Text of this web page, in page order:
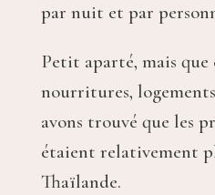
par nuit et par
Petit aparté, mais que
nourritures,
avons trouvé que les
étaient relativement
Thaïlande.